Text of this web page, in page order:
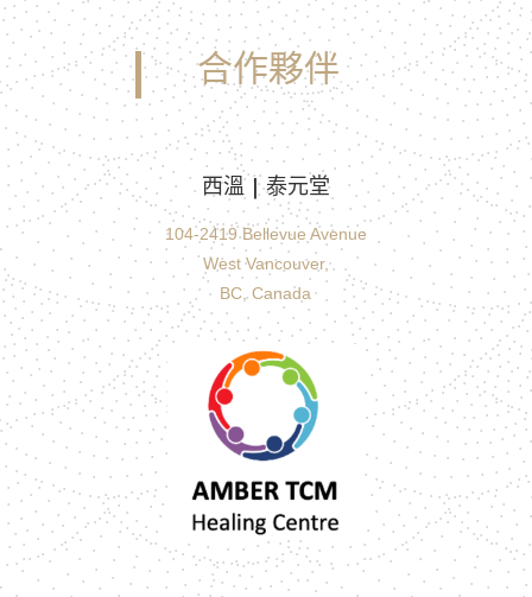
合作夥伴
西溫 | 泰元堂
104-2419 Bellevue Avenue
West Vancouver,
BC, Canada